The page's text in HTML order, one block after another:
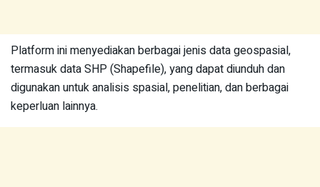
Platform ini menyediakan berbagai jenis data geospasial,
termasuk data SHP (Shapefile), yang dapat diunduh dan
digunakan untuk analisis spasial, penelitian, dan berbagai
keperluan lainnya.